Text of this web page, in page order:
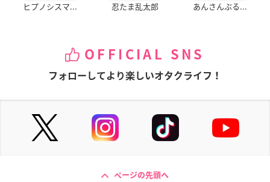
ヒプノシスマ... 忍たま乱太郎 あんさんぶる...
OFFICIAL SNS
フォローしてより楽しいオタクライフ！
ページの先頭へ